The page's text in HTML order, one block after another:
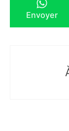
Envoyer